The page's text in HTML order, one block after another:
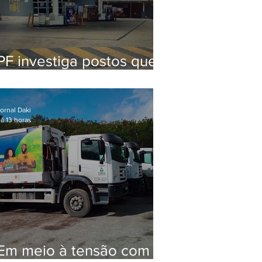
investiga postos que
de secretário
em 2020
meio à tensão com
Daki
13 horas